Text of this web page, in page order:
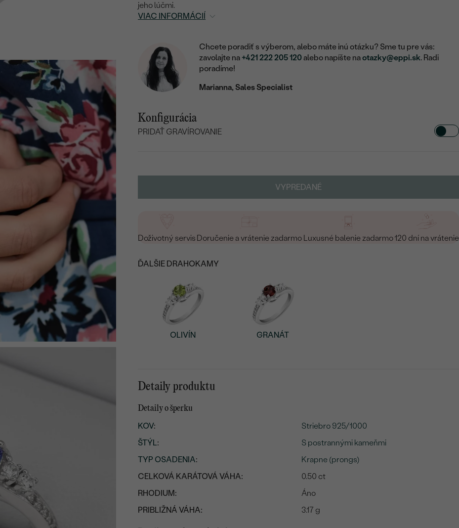
jeho lúčmi.
VIAC INFORMÁCIÍ
Chcete poradiť s výberom, alebo máte inú otázku? Sme tu pre vás:
zavolajte na +421 222 205 120alebo napíšte naotazky@eppi.sk. Radi
poradíme!
Marianna, Sales Specialist
Konfigurácia
PRIDAŤ GRAVÍROVANIE
Napíšte iniciály/text
VYPREDANÉ
Doživotný servis Doručenie a vrátenie zadarmo Luxusné balenie zadarmo120 dní na vrátenie
ĎALŠIE DRAHOKAMY
OLIVÍN GRANÁT
Detaily produktu
Detaily o šperku
KOV:
Striebro 925/1000
ŠTÝL:
S postrannými kameňmi
TYP OSADENIA:
Krapne (prongs)
CELKOVÁ KARÁTOVÁ VÁHA:
0.50 ct
RHODIUM:
Áno
PRIBLIŽNÁ VÁHA:
3.17 g